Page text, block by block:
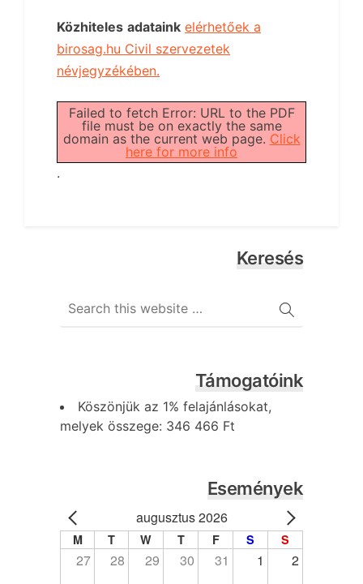
Közhiteles adataink elérhetőek a
birosag.hu Civil szervezetek
névjegyzékében.
Failed to fetch Error: URL to the PDF
file must be on exactly the same
domain as the current web page. Click
here for more info
.
Keresés
Támogatóink
Köszönjük az 1% felajánlásokat,
melyek összege: 346 466 Ft
Események
augusztus 2026
M T W T F S S
27 28 29 30 31 1 2